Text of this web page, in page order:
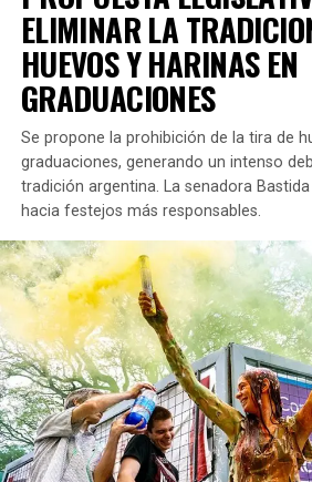
La invitación está abierta a todos,
la UNLZ como a cualquier
encuentro es profundizar en el
espectro autista y discutir
la inclusión social.
Contenido de la Charla de
ELIMINAR LA
HUEVOS Y HARINAS EN
GRADUACIONES
Se propone la prohibición de la tira de
graduaciones, generando un intenso
tradición argentina. La senadora
hacia festejos más responsables.